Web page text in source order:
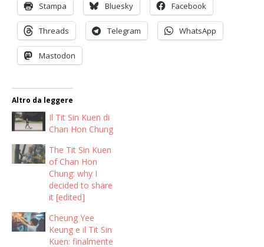
Stampa Bluesky Facebook
Threads Telegram WhatsApp
Mastodon
Altro da leggere
Il Tit Sin Kuen di
Chan Hon Chung
The Tit Sin Kuen
of Chan Hon
Chung: why I
decided to share
it [edited]
Cheung Yee
Keung e il Tit Sin
Kuen: finalmente